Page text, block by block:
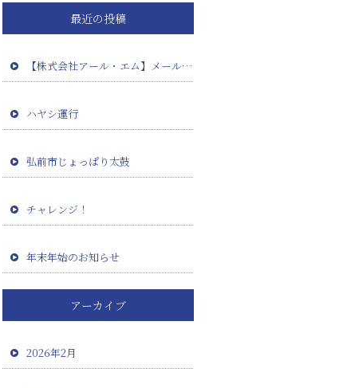
最近の投稿
【株式会社アール・エム】メール設定確認のお願い（田澤板金様）
ハヤシ運行
弘前市じょっぱり太鼓
チャレンジ！
年末年始のお知らせ
アーカイブ
2026年2月